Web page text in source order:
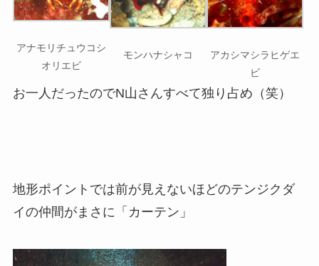
アナモリチュウコシ
オリエビ
モンハナシャコ
アカシマシラヒゲエ
ビ
お一人だったのでN山さんすべて独り占め（笑）
地形ポイントでは前が見えないほどのテンジクダ
イの仲間がまさに「カーテン」